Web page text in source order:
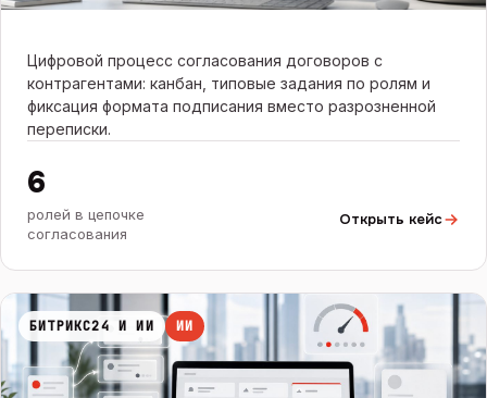
Цифровой процесс согласования договоров с
контрагентами: канбан, типовые задания по ролям и
фиксация формата подписания вместо разрозненной
переписки.
6
ролей в цепочке
согласования
Открыть кейс
БИТРИКС24 И ИИ ИИ